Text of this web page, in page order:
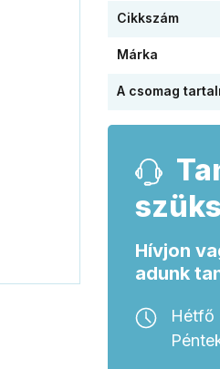
Cikkszám
Márka
A csomag
Hívjon
adunk
Hétfő